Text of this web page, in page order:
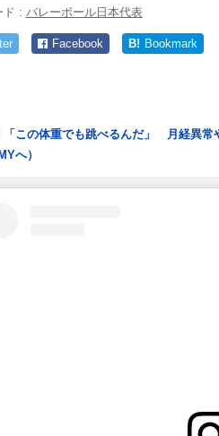
ド : バレーボール日本代表
Facebook B! Bookmark
「この体重でも跳べるんだ」 月経異
へ）